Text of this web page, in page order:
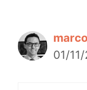
01/